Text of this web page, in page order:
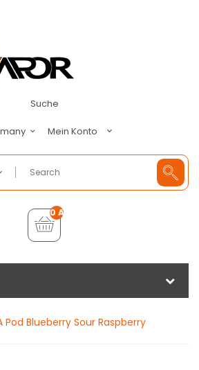
Suche
Mein Konto
0 Artikel - €0,00
Pod Blueberry Sour Raspberry